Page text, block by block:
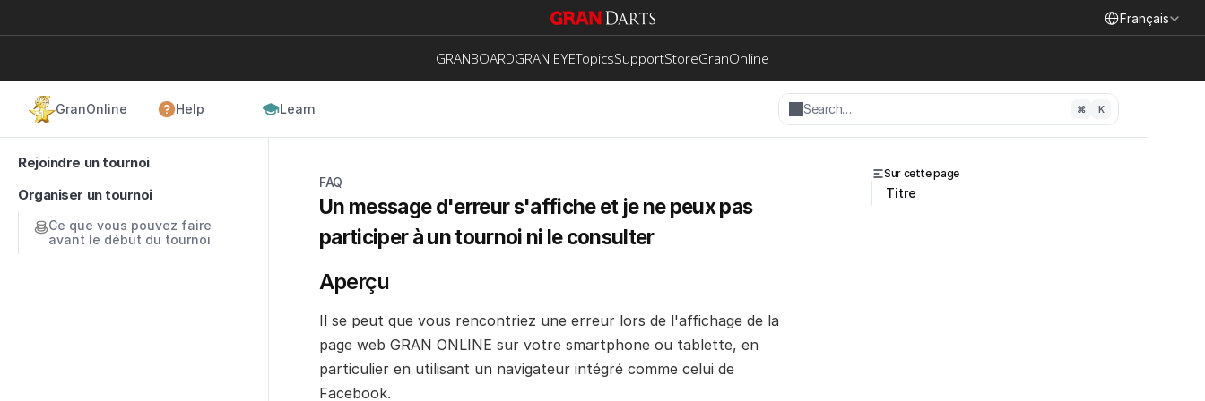
Français
GRANBOARDGRAN EYETopicsSupportStoreGranOnline
GranOnline Help Learn Search… ⌘ K
Rejoindre un tournoi
Organiser un tournoi
Ce que vous pouvez faire
avant le début du tournoi
FAQ
Un message d'erreur s'affiche et je ne peux pas
participer à un tournoi ni le consulter
Aperçu
Il se peut que vous rencontriez une erreur lors de l'affichage de la
page web GRAN ONLINE sur votre smartphone ou tablette, en
particulier en utilisant un navigateur intégré comme celui de
Facebook.
Sur cette page
Titre